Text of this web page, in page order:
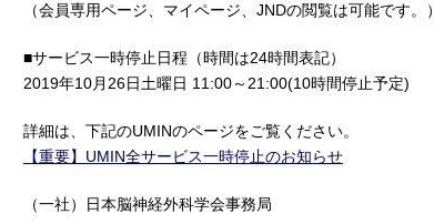
（会員専用ページ、マイページ、JNDの閲覧は可能です。）
■サービス一時停止日程（時間は24時間表記）
2019年10月26日土曜日 11:00～21:00(10時間停止予定)
詳細は、下記のUMINのページをご覧ください。
【重要】UMIN全サービス一時停止のお知らせ
（一社）日本脳神経外科学会事務局